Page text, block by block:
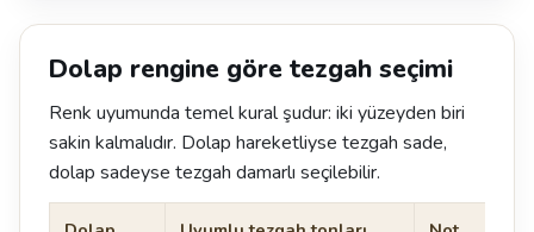
Dolap rengine göre tezgah seçimi
Renk uyumunda temel kural şudur: iki yüzeyden biri
sakin kalmalıdır. Dolap hareketliyse tezgah sade,
dolap sadeyse tezgah damarlı seçilebilir.